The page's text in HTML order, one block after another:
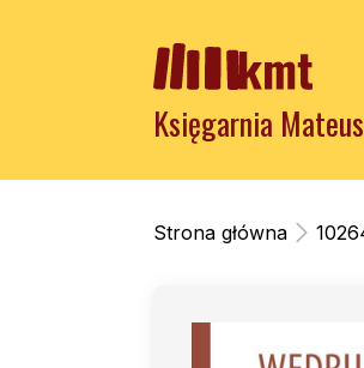
Księgarnia
Strona główna